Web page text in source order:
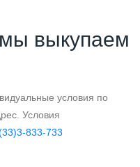
мы выкупаем
условия по
Условия
833-733